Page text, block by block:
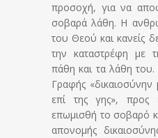
προσοχή, για να
σοβαρά λάθη. Η
του Θεού και κανείς
την καταστρέφη με
πάθη και τα λάθη
Γραφής «δικαιοσύνην
επί της γης», προς
επωμισθή το σοβαρό
απονομής